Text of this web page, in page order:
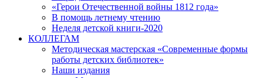
«Герои Отечественной войны 1812 года»
В помощь летнему чтению
Неделя детской книги-2020
КОЛЛЕГАМ
Методическая мастерская «Современные формы
работы детских библиотек»
Наши издания